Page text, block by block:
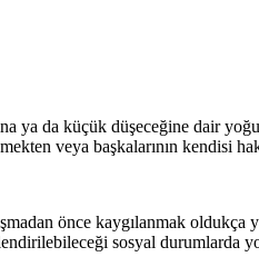
ya da küçük düşeceğine dair
veya başkalarının kendisi
önce kaygılanmak oldukça
sosyal durumlarda